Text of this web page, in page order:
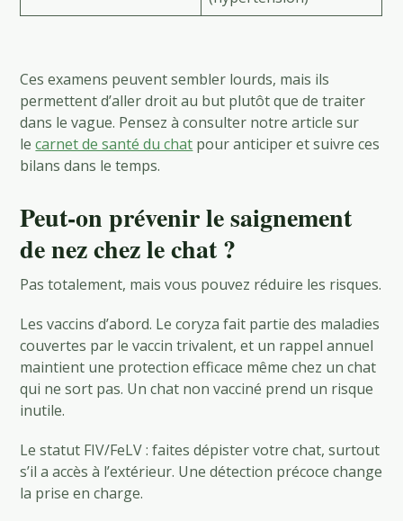
Ces examens peuvent sembler lourds, mais ils
permettent d’aller droit au but plutôt que de traiter
dans le vague. Pensez à consulter notre article sur
lecarnet de santé du chat pour anticiper et suivre ces
bilans dans le temps.
Peut-on prévenir le saignement
de nez chez le chat ?
Pas totalement, mais vous pouvez réduire les risques.
Les vaccins d’abord. Le coryza fait partie des maladies
couvertes par le vaccin trivalent, et un rappel annuel
maintient une protection efficace même chez un chat
qui ne sort pas. Un chat non vacciné prend un risque
inutile.
Le statut FIV/FeLV : faites dépister votre chat, surtout
s’il a accès à l’extérieur. Une détection précoce change
la prise en charge.